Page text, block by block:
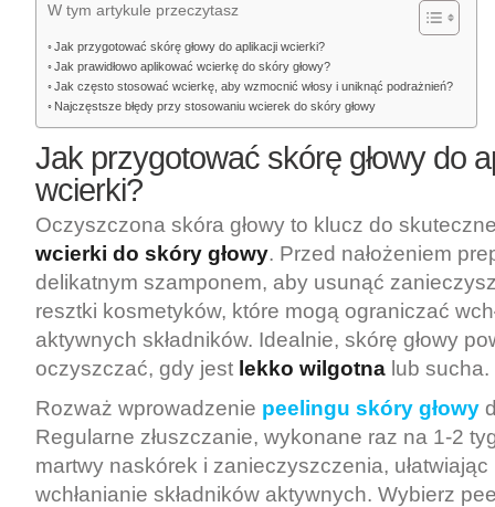
W tym artykule przeczytasz
Jak przygotować skórę głowy do aplikacji wcierki?
Jak prawidłowo aplikować wcierkę do skóry głowy?
Jak często stosować wcierkę, aby wzmocnić włosy i uniknąć podrażnień?
Najczęstsze błędy przy stosowaniu wcierek do skóry głowy
Jak przygotować skórę głowy do
wcierki?
Oczyszczona skóra głowy to klucz do
wcierki do skóry głowy. Przed nałożeniem
delikatnym szamponem, aby usunąć
resztki kosmetyków, które mogą ograniczać
aktywnych składników. Idealnie, skórę głowy
oczyszczać, gdy jest lekko wilgotna lub sucha.
Rozważ wprowadzenie peelingu skóry głowy
Regularne złuszczanie, wykonane raz na 1-2
martwy naskórek i zanieczyszczenia, ułatwiając
wchłanianie składników aktywnych. Wybierz